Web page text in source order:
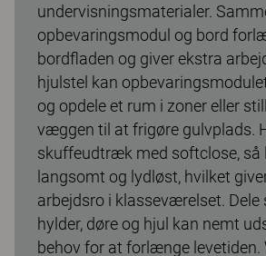
undervisningsmaterialer.
opbevaringsmodul og bord
bordfladen og giver ekstra
hjulstel kan
og opdele et rum i zoner eller
væggen til at frigøre gulvplads.
skuffeudtræk med softclose, så
langsomt og lydløst, hvilket
arbejdsro i klasseværelset. Dele
hylder, døre og hjul kan nemt
behov for at forlænge